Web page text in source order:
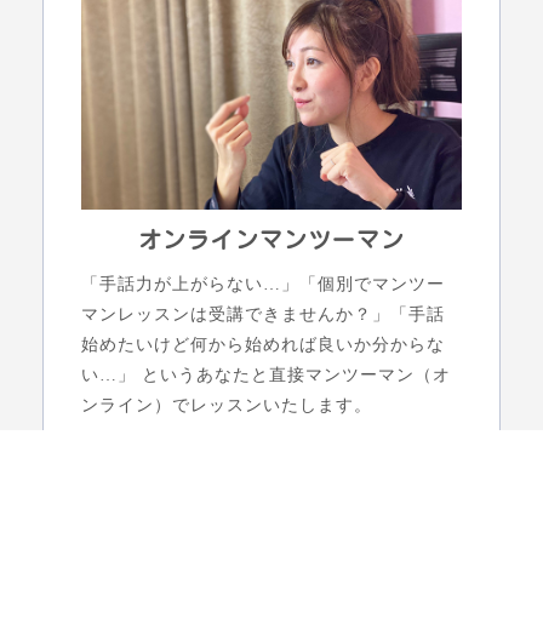
オンラインマンツーマン
「手話力が上がらない…」「個別でマンツー
マンレッスンは受講できませんか？」「手話
始めたいけど何から始めれば良いか分からな
い…」 というあなたと直接マンツーマン（オ
ンライン）でレッスンいたします。